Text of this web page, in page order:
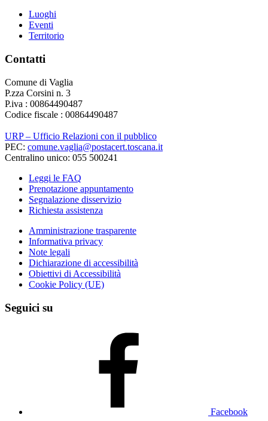
Luoghi
Eventi
Territorio
Contatti
Comune di Vaglia
P.zza Corsini n. 3
P.iva : 00864490487
Codice fiscale : 00864490487
URP – Ufficio Relazioni con il pubblico
PEC: comune.vaglia@postacert.toscana.it
Centralino unico: 055 500241
Leggi le FAQ
Prenotazione appuntamento
Segnalazione disservizio
Richiesta assistenza
Amministrazione trasparente
Informativa privacy
Note legali
Dichiarazione di accessibilità
Obiettivi di Accessibilità
Cookie Policy (UE)
Seguici su
Facebook